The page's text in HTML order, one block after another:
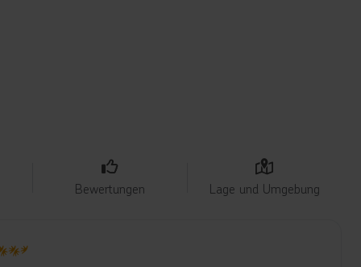
Bewertungen Lage und Umgebung